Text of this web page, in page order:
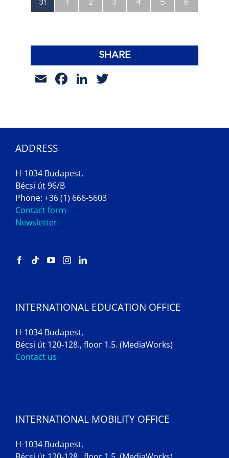
0
esemény,
31
0
esemény,
1
0
esemény,
2
0
esemény,
3
0
esemény,
4
0
esemény,
5
0
esemény,
6
SHARE
EmailFacebook
LinkedIn
ADDRESS
H-1034 Budapest,
Bécsi út 96/B
Phone: +36 (1) 666-5603
Contact form
Newsletter
INTERNATIONAL EDUCATION OFFICE
H-1034 Budapest,
Bécsi út 120-128., floor 1.5. (MediaWorks)
Contact us
INTERNATIONAL MOBILITY OFFICE
H-1034 Budapest,